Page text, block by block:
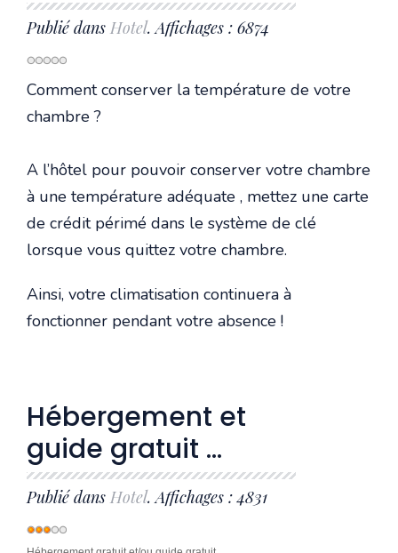
Publié dans Hotel. Affichages : 6874
Comment conserver la température de votre
chambre ?
A l’hôtel pour pouvoir conserver votre chambre
à une température adéquate , mettez une carte
de crédit périmé dans le système de clé
lorsque vous quittez votre chambre.
Ainsi, votre climatisation continuera à
fonctionner pendant votre absence !
Hébergement et
guide gratuit ...
Publié dans Hotel. Affichages : 4831
Vote